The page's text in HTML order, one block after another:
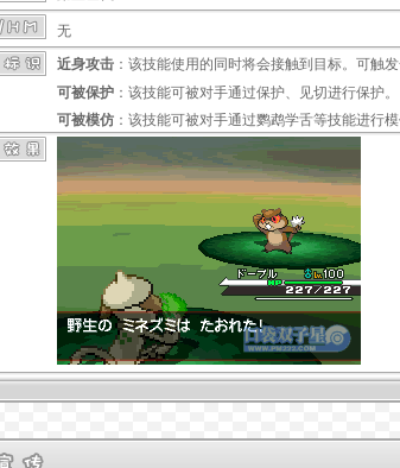
无
近身攻击 ：该技能使用的同时将会接触到目标。可触
可被保护 ：该技能可被对手通过保护、 见切进行保护。
可被模仿 ：该技能可被对手通过鹦鹉学舌等技能进行模